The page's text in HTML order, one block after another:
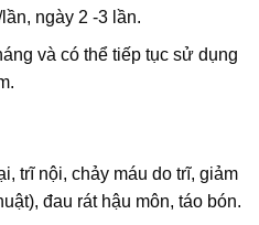
ngày 2 -3 lần.
và có thể tiếp tục sử dụng
trĩ nội, chảy máu do trĩ, giảm
đau rát hậu môn, táo bón.